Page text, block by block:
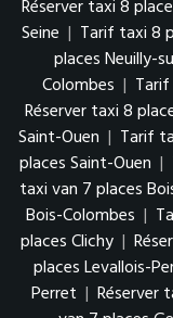
Réserver taxi 8
Seine | Tarif taxi 8
places Neuilly-
Colombes |
Réserver taxi 8
Saint-Ouen | Tarif
places Saint-Ouen |
taxi van 7 places
Bois-Colombes |
places Clichy |
places Levallois-
Perret | Réserver